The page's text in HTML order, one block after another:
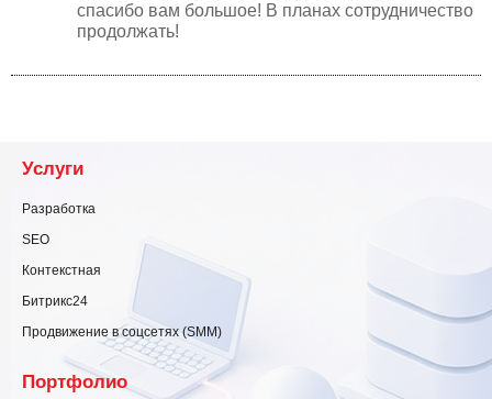
спасибо вам большое! В планах сотрудничество
продолжать!
Услуги
Разработка
SEO
Контекстная
Битрикс24
Продвижение в соцсетях (SMM)
Портфолио